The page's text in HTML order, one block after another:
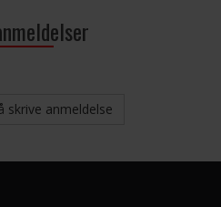
skrive anmeldelse